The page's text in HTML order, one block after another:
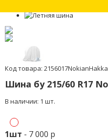
Код товара:
Шина бу 215/60 R17
В наличии: 1 шт.
1шт - 7 000 р